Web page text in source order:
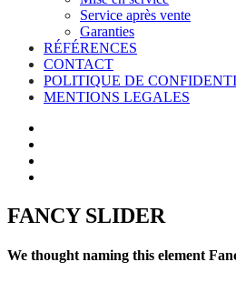
Service après vente
Garanties
RÉFÉRENCES
CONTACT
POLITIQUE DE
MENTIONS LEGALES
FANCY SLIDER
We thought naming this element